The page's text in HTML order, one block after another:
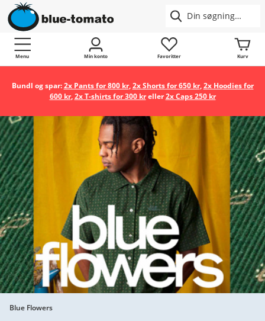
Menu Min konto Favoritter Kurv
Bundl og spar:2x Pants for 800 kr,2x Shorts for 650 kr,2x Hoodies for
600 kr,2x T-shirts for 300 kreller2x Caps 250 kr
Blue Flowers